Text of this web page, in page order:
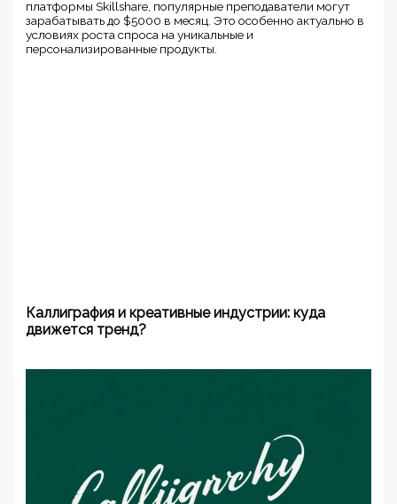
платформы Skillshare, популярные преподаватели могут
зарабатывать до $5000 в месяц. Это особенно актуально в
условиях роста спроса на уникальные и
персонализированные продукты.
Каллиграфия и креативные индустрии: куда
движется тренд?